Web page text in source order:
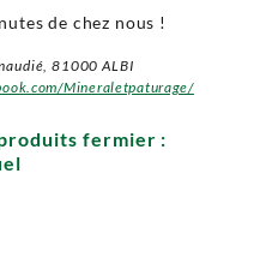
de chez nous !
81000 ALBI
Mineraletpaturage/
fermier :